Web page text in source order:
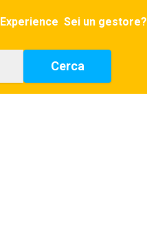
Experience Sei un gestore?
Cerca